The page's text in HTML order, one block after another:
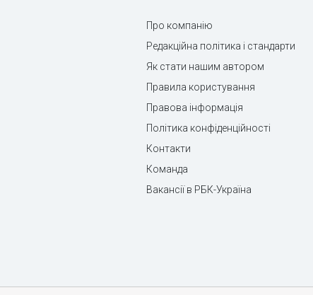
Про компанію
Редакційна політика і стандарти
Як стати нашим автором
Правила користування
Правова інформація
Політика конфіденційності
Контакти
Команда
Вакансії в РБК-Україна